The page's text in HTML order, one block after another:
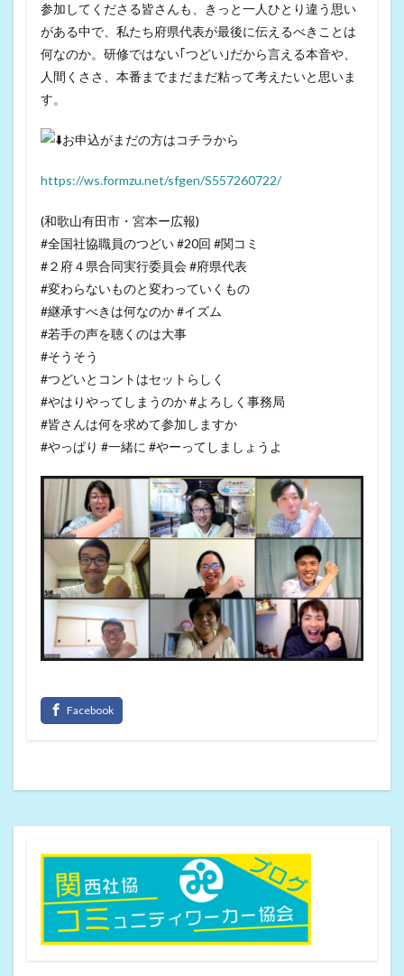
参加してくださる皆さんも、きっと一人ひとり違う思い
がある中で、私たち府県代表が最後に伝えるべきことは
何なのか。研修ではない｢つどい｣だから言える本音や、
人間くささ、本番までまだまだ粘って考えたいと思いま
す。
お申込がまだの方はコチラから
https://ws.formzu.net/sfgen/S557260722/
(和歌山有田市・宮本ー広報)
#全国社協職員のつどい #20回 #関コミ
#２府４県合同実行委員会 #府県代表
#変わらないものと変わっていくもの
#継承すべきは何なのか #イズム
#若手の声を聴くのは大事
#そうそう
#つどいとコントはセットらしく
#やはりやってしまうのか #よろしく事務局
#皆さんは何を求めて参加しますか
#やっぱり #一緒に #やーってしましょうよ